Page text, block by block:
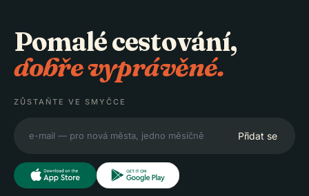
Pomalé cestování,
dobře vyprávěné.
ZŮSTAŇTE VE SMYČCE
Přidat se